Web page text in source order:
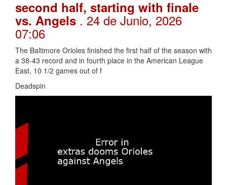
second half, starting with finale
vs. Angels . 24 de Junio, 2026
07:06
The Baltimore Orioles finished the first half of the season with
a 38-43 record and in fourth place in the American League
East, 10 1/2 games out of f
Deadspin